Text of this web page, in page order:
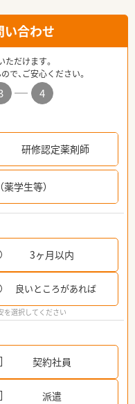
い合わせ
だけます。
で、ご安心ください。
4
研修認定薬剤師
学生等）
3ヶ月以内
良いところがあれば
を選択してください
契約社員
派遣